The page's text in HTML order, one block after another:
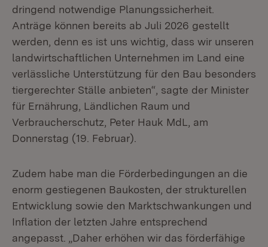
dringend notwendige Planungssicherheit.
Anträge können bereits ab Juli 2026 gestellt
werden, denn es ist uns wichtig, dass wir unseren
landwirtschaftlichen Unternehmen im Land eine
verlässliche Unterstützung für den Bau besonders
tiergerechter Ställe anbieten“, sagte der Minister
für Ernährung, Ländlichen Raum und
Verbraucherschutz, Peter Hauk MdL, am
Donnerstag (19. Februar).
Zudem habe man die Förderbedingungen an die
enorm gestiegenen Baukosten, der strukturellen
Entwicklung sowie den Marktschwankungen und
Inflation der letzten Jahre entsprechend
angepasst. „Daher erhöhen wir das förderfähige